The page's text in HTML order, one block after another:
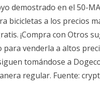
demostrado en el 50-
bicicletas a los precios
¡Compra con Otros
venderla a altos
tomándose a
regular. Fuente: